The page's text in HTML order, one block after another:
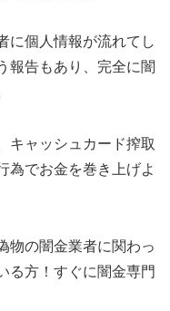
に個人情報が流れてし
報告もあり、完全に闇
キャッシュカード搾取
為でお金を巻き上げよ
物の闇金業者に関わっ
る方！すぐに闇金専門